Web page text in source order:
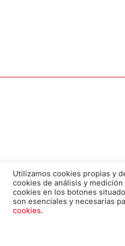
Correo
Utilizamos cookies propias y
cookies de análisis y
cookies en los botones
son esenciales y necesarias
cookies.